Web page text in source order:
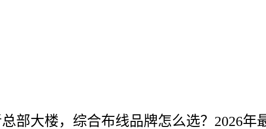
部大楼，综合布线品牌怎么选？2026年